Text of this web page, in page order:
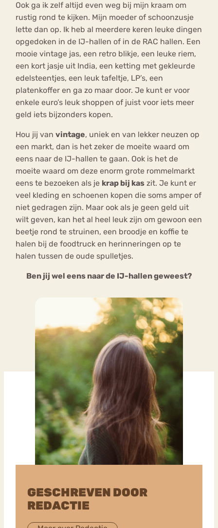
Ook ga ik zelf altijd even weg bij mijn kraam om
rustig rond te kijken. Mijn moeder of schoonzusje
lette dan op. Ik heb al meerdere keren leuke dingen
opgedoken in de IJ-hallen of in de RAC hallen. Een
mooie vintage jas, een retro blikje, een leuke riem,
een kort jasje uit India, een ketting met gekleurde
edelsteentjes, een leuk tafeltje, LP’s, een
platenkoffer en ga zo maar door. Je kunt er voor
enkele euro’s leuk shoppen of juist voor iets meer
geld iets bijzonders kopen.
Hou jij van vintage, uniek en van lekker neuzen op
een markt, dan is het zeker de moeite waard om
eens naar de IJ-hallen te gaan. Ook is het de
moeite waard om deze enorm grote rommelmarkt
eens te bezoeken als je krap bij kas zit. Je kunt er
veel kleding en schoenen kopen die soms amper of
niet gedragen zijn. Maar ook als je geen geld uit
wilt geven, kan het al heel leuk zijn om gewoon een
beetje rond te struinen, een broodje en koffie te
halen bij de foodtruck en herinneringen op te
halen tussen de oude spulletjes.
Ben jij wel eens naar de IJ-hallen geweest?
GESCHREVEN DOOR
REDACTIE